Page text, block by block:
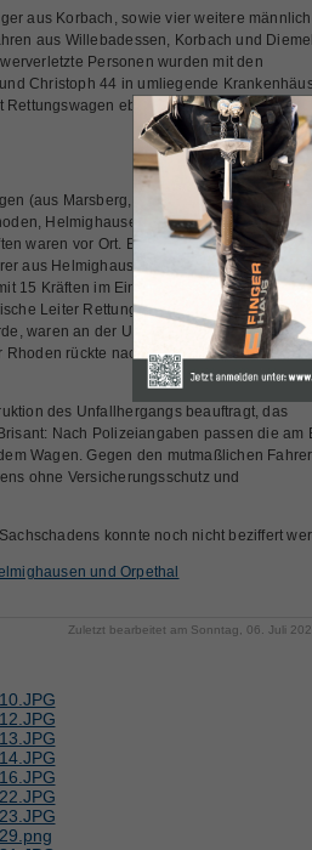
aus Korbach, sowie vier weitere
aus Willebadessen, Korbach und
Personen wurden mit den
Christoph 44 in umliegende
Rettungswagen ebenfalls in umliegende
(aus Marsberg, Herbsen, Bad Arolsen und
Helmighausen, Hesperinghausen und
waren vor Ort. Einsatzleiter war Jörn
aus Helmighausen. Die Feuerwehr Rhoden
15 Kräften im Einsatz. Auch der Leitende
Leiter Rettungsdienst aus Korbach, der
waren an der Unfallstelle. Die Alarmierung
rückte nach rund zweieinhalb
des Unfallhergangs beauftragt, das
Nach Polizeiangaben passen die am
Wagen. Gegen den mutmaßlichen
ohne Versicherungsschutz und
konnte noch nicht beziffert
und Orpethal
Zuletzt bearbeitet am Sonntag, 06. Juli